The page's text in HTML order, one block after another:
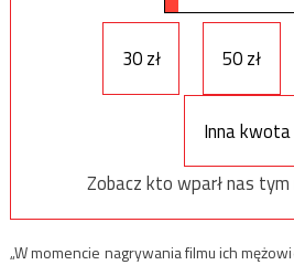
30 zł 50 zł
Inna kwota
Zobacz kto wparł nas tym
„W momencie nagrywania filmu ich